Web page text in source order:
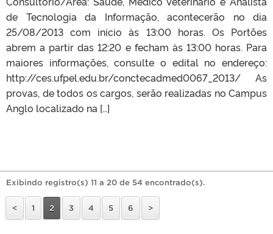
de Tecnologia da Informação, acontecerão no dia
25/08/2013 com início às 13:00 horas. Os Portões
abrem a partir das 12:20 e fecham às 13:00 horas. Para
maiores informações, consulte o edital no endereço:
http://ces.ufpel.edu.br/conctecadmed0067_2013/ As
provas, de todos os cargos, serão realizadas no Campus
Anglo localizado na […]
Exibindo registro(s) 11 a 20 de 54 encontrado(s).
< 1 2 3 4 5 6 >